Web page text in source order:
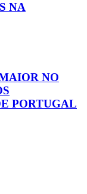
NA
NO
PORTUGAL